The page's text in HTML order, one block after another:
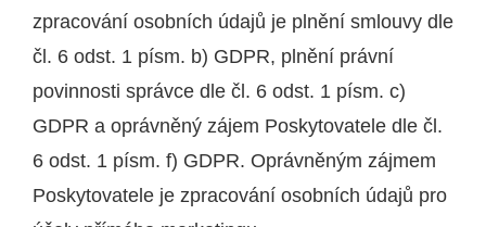
zpracování osobních údajů je plnění smlouvy dle
čl. 6 odst. 1 písm. b) GDPR, plnění právní
povinnosti správce dle čl. 6 odst. 1 písm. c)
GDPR a oprávněný zájem Poskytovatele dle čl.
6 odst. 1 písm. f) GDPR. Oprávněným zájmem
Poskytovatele je zpracování osobních údajů pro